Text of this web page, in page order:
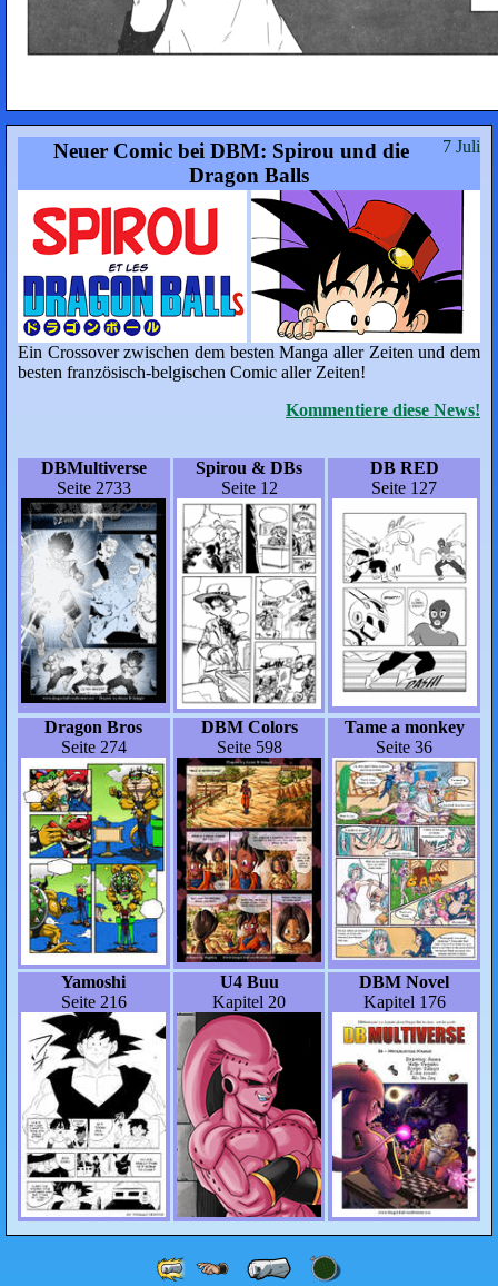
7 Juli
Neuer Comic bei DBM: Spirou und die
Dragon Balls
Ein Crossover zwischen dem besten Manga aller Zeiten und dem
besten französisch-belgischen Comic aller Zeiten!
Kommentiere diese News!
DBMultiverse
Seite 2733
Spirou & DBs
Seite 12
DB RED
Seite 127
Dragon Bros
Seite 274
DBM Colors
Seite 598
Tame a monkey
Seite 36
Yamoshi
Seite 216
U4 Buu
Kapitel 20
DBM Novel
Kapitel 176